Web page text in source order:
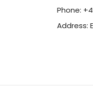
Phone:
Address: